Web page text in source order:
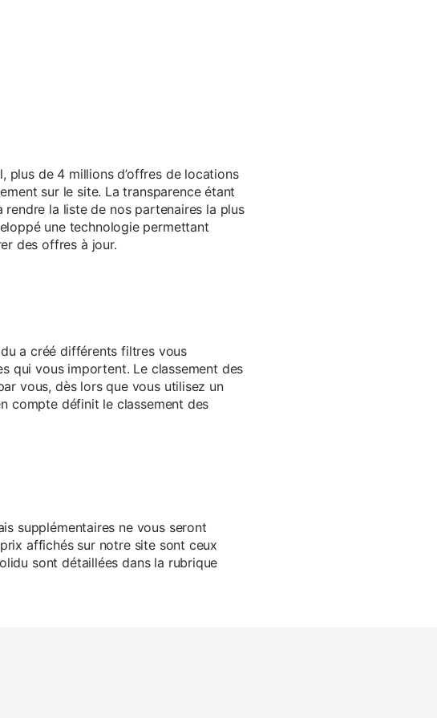
plus de 4 millions d’offres de locations
sur le site. La transparence étant
la liste de nos partenaires la plus
une technologie permettant
des offres à jour.
a créé différents filtres vous
qui vous importent. Le classement des
vous, dès lors que vous utilisez un
compte définit le classement des
supplémentaires ne vous seront
affichés sur notre site sont ceux
sont détaillées dans la rubrique